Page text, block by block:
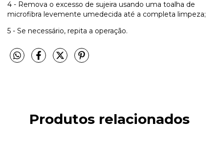
4 - Remova o excesso de sujeira usando uma toalha de
microfibra levemente umedecida até a completa limpeza;
5 - Se necessário, repita a operação.
Produtos relacionados